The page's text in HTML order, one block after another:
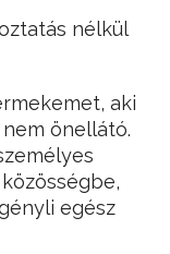
nélkül
aki
önellátó.
egész